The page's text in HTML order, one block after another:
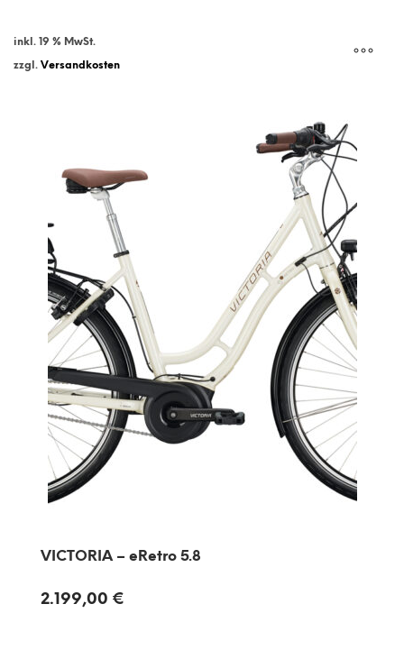
inkl. 19 % MwSt.
zzgl. Versandkosten
VICTORIA – eRetro 5.8
2.199,00 €